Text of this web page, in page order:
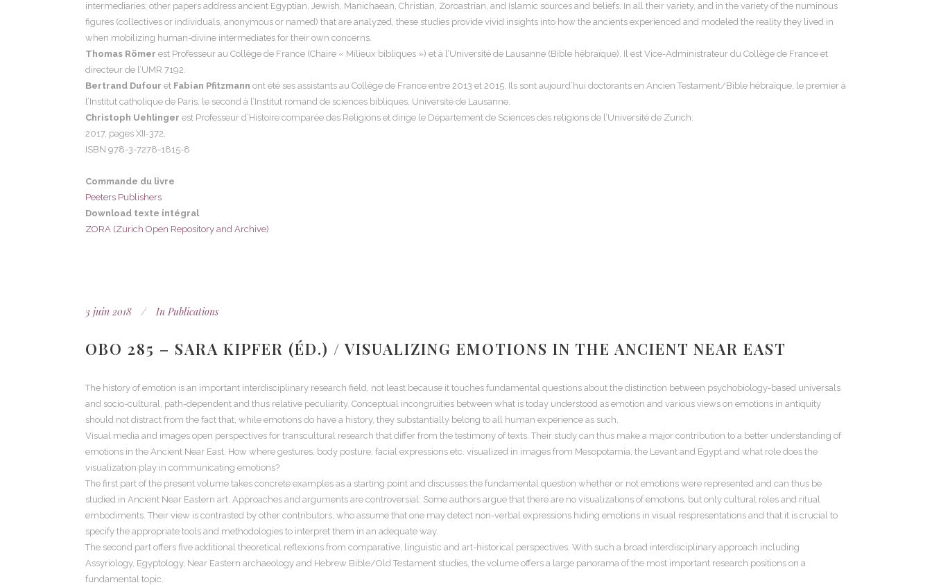
intermediaries; other papers address ancient Egyptian, Jewish, Manichaean, Christian, Zoroastrian, and Islamic sources and beliefs. In all their variety, and in the variety of the numinous
figures (collectives or individuals, anonymous or named) that are analyzed, these studies provide vivid insights into how the ancients experienced and modeled the reality they lived in
when mobilizing human-divine intermediates for their own concerns.
Thomas Römer est Professeur au Collège de France (Chaire « Milieux bibliques ») et à l’Université de Lausanne (Bible hébraïque). Il est Vice-Administrateur du Collège de France et
directeur de l’UMR 7192.
Bertrand Dufour et Fabian Pfitzmann ont été ses assistants au Collège de France entre 2013 et 2015. Ils sont aujourd’hui doctorants en Ancien Testament/Bible hébraïque, le premier à
l’Institut catholique de Paris, le second à l’Institut romand de sciences bibliques, Université de Lausanne.
Christoph Uehlinger est Professeur d’Histoire comparée des Religions et dirige le Département de Sciences des religions de l’Université de Zurich.
2017, pages XII-372,
ISBN 978-3-7278-1815-8
Commande du livre
Peeters Publishers
Download texte intégral
ZORA (Zurich Open Repository and Archive)
3 juin 2018 In Publications
OBO 285 – SARA KIPFER (ÉD.) / VISUALIZING EMOTIONS IN THE ANCIENT NEAR EAST
The history of emotion is an important interdisciplinary research field, not least because it touches fundamental questions about the distinction between psychobiology-based universals
and socio-cultural, path-dependent and thus relative peculiarity. Conceptual incongruities between what is today understood as emotion and various views on emotions in antiquity
should not distract from the fact that, while emotions do have a history, they substantially belong to all human experience as such.
Visual media and images open perspectives for transcultural research that differ from the testimony of texts. Their study can thus make a major contribution to a better understanding of
emotions in the Ancient Near East. How where gestures, body posture, facial expressions etc. visualized in images from Mesopotamia, the Levant and Egypt and what role does the
visualization play in communicating emotions?
The first part of the present volume takes concrete examples as a starting point and discusses the fundamental question whether or not emotions were represented and can thus be
studied in Ancient Near Eastern art. Approaches and arguments are controversial: Some authors argue that there are no visualizations of emotions, but only cultural roles and ritual
embodiments. Their view is contrasted by other contributors, who assume that one may detect non-verbal expressions hiding emotions in visual respresentations and that it is crucial to
specify the appropriate tools and methodologies to interpret them in an adequate way.
The second part offers five additional theoretical reflexions from comparative, linguistic and art-historical perspectives. With such a broad interdisciplinary approach including
Assyriology, Egyptology, Near Eastern archaeology and Hebrew Bible/Old Testament studies, the volume offers a large panorama of the most important research positions on a
fundamental topic.